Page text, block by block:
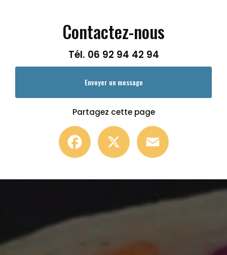
Contactez-nous
Tél. 06 92 94 42 94
Envoyer un message
Partagez cette page
Facebook